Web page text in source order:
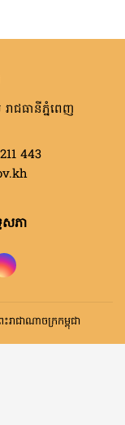
រាជធានីភ្នំពេញ
443
សភា
ាជាណាចក្រកម្ពុជា